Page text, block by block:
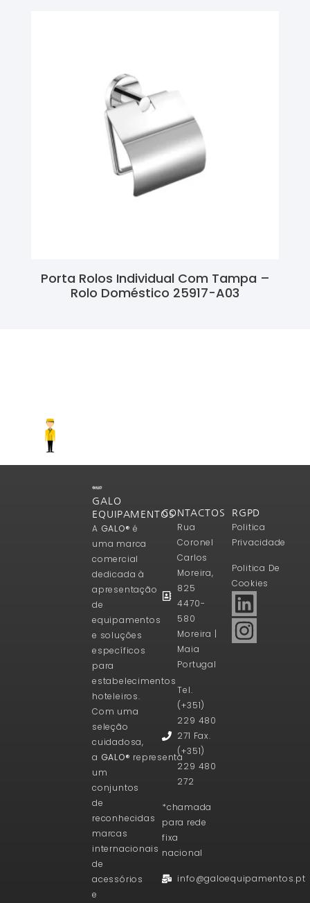
Porta Rolos Individual Com Tampa –
Rolo Doméstico 25917-A03
GALO
EQUIPAMENTOS
A GALO® é
uma marca
comercial
dedicada à
apresentação
de
equipamentos
e soluções
específicos
para
estabelecimentos
hoteleiros.
Com uma
seleção
cuidadosa,
a GALO® representa
um
conjuntos
de
reconhecidas
marcas
internacionais
de
acessórios
e
CONTACTOS
Rua
Coronel
Carlos
Moreira,
825
4470-
580
Moreira |
Maia
Portugal
Tel.
(+351)
229 480
271 Fax.
(+351)
229 480
272
*chamada
para rede
fixa
nacional
info@galoequipamentos.pt
RGPD
Politica
Privacidade
Politica De
Cookies